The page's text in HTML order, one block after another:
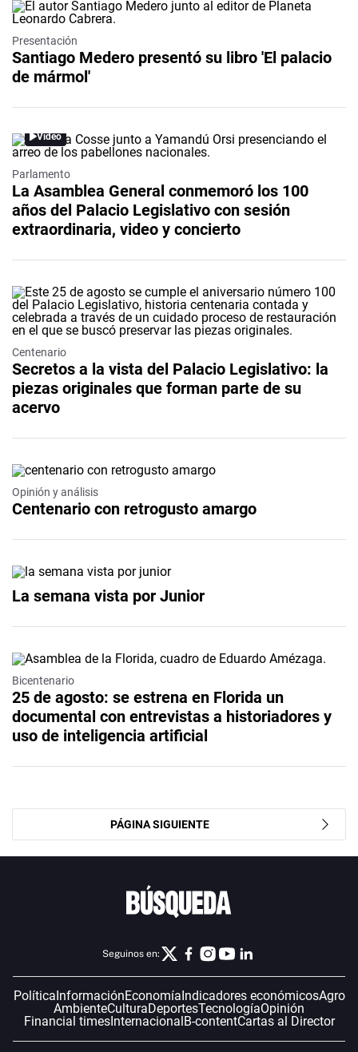
Presentación
Santiago Medero presentó su libro 'El palacio
de mármol'
Video
Parlamento
La Asamblea General conmemoró los 100
años del Palacio Legislativo con sesión
extraordinaria, video y concierto
Centenario
Secretos a la vista del Palacio Legislativo: la
piezas originales que forman parte de su
acervo
Opinión y análisis
Centenario con retrogusto amargo
La semana vista por Junior
Bicentenario
25 de agosto: se estrena en Florida un
documental con entrevistas a historiadores y
uso de inteligencia artificial
PÁGINA SIGUIENTE
Seguinos en:
Política InformaciónEconomía Indicadores económicosAgro
AmbienteCulturaDeportesTecnologíaOpinión
Financial timesInternacional B-contentCartas al Director